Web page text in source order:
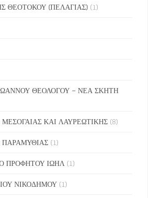
ΘΕΟΤΟΚΟΥ (ΠΕΛΑΓΙΑΣ) (1)
ΘΕΟΛΟΓΟΥ – ΝΕΑ ΣΚΗΤΗ
ΚΑΙ ΛΑΥΡΕΩΤΙΚΗΣ (8)
ΠΑΡΑΜΥΘΙΑΣ (1)
ΠΡΟΦΗΤΟΥ ΙΩΗΛ (1)
ΝΙΚΟΔΗΜΟΥ (1)